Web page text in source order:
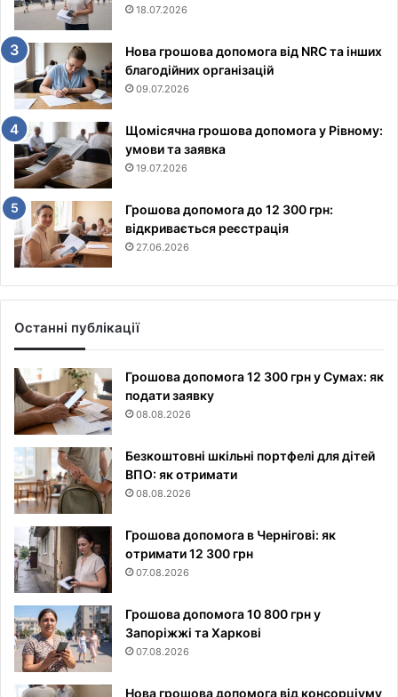
18.07.2026
Нова грошова допомога від NRC та інших
благодійних організацій
09.07.2026
Щомісячна грошова допомога у Рівному:
умови та заявка
19.07.2026
Грошова допомога до 12 300 грн:
відкривається реєстрація
27.06.2026
Останні публікації
Грошова допомога 12 300 грн у Сумах: як
подати заявку
08.08.2026
Безкоштовні шкільні портфелі для дітей
ВПО: як отримати
08.08.2026
Грошова допомога в Чернігові: як
отримати 12 300 грн
07.08.2026
Грошова допомога 10 800 грн у
Запоріжжі та Харкові
07.08.2026
Нова грошова допомога від консорціуму